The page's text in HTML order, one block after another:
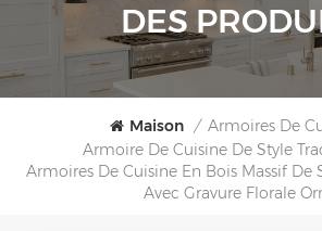
DES
Maison / Armoires De
Armoire De Cuisine De Style
Armoires De Cuisine En Bois Massif De
Avec Gravure Florale